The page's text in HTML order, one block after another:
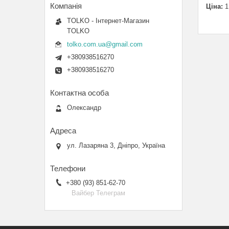
Ціна:
TOLKO - Інтернет-Магазин
TOLKO
tolko.com.ua@gmail.com
+380938516270
+380938516270
Олександр
ул. Лазаряна 3, Дніпро, Україна
+380 (93) 851-62-70
Вайбер Телеграм